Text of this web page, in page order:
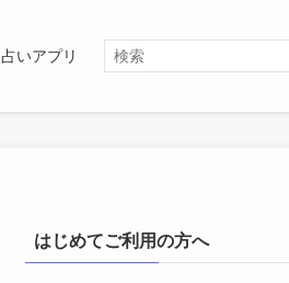
占いアプリ
はじめてご利用の方へ